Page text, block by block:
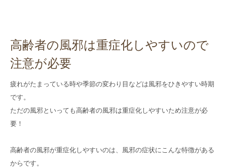
高齢者の風邪は重症化しやすいので
注意が必要
疲れがたまっている時や季節の変わり目などは風邪をひきやすい時期
です。
ただの風邪といっても高齢者の風邪は重症化しやすいため注意が必
要！
高齢者の風邪が重症化しやすいのは、風邪の症状にこんな特徴がある
からです。